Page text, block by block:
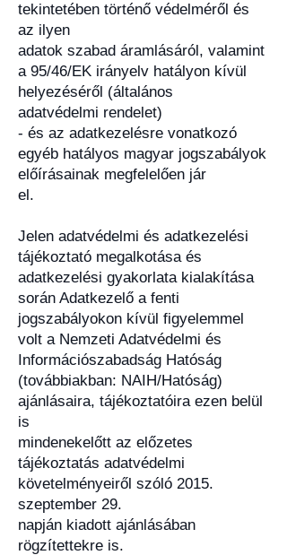
tekintetében történő védelméről és
az ilyen
adatok szabad áramlásáról, valamint
a 95/46/EK irányelv hatályon kívül
helyezéséről (általános
adatvédelmi rendelet)
- és az adatkezelésre vonatkozó
egyéb hatályos magyar jogszabályok
előírásainak megfelelően jár
el.
Jelen adatvédelmi és adatkezelési
tájékoztató megalkotása és
adatkezelési gyakorlata kialakítása
során Adatkezelő a fenti
jogszabályokon kívül figyelemmel
volt a Nemzeti Adatvédelmi és
Információszabadság Hatóság
(továbbiakban: NAIH/Hatóság)
ajánlásaira, tájékoztatóira ezen belül
is
mindenekelőtt az előzetes
tájékoztatás adatvédelmi
követelményeiről szóló 2015.
szeptember 29.
napján kiadott ajánlásában
rögzítettekre is.